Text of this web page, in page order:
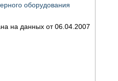
оборудования
на данных от 06.04.2007